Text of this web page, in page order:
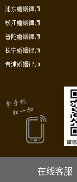
浦东婚姻律师
松江婚姻律师
普陀婚姻律师
长宁婚姻律师
青浦婚姻律师
上海市
在线客服